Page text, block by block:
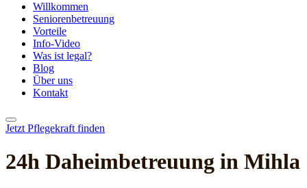
Willkommen
Seniorenbetreuung
Vorteile
Info-Video
Was ist legal?
Blog
Über uns
Kontakt
Jetzt Pflegekraft finden
24h Daheim­betreuung in Mihla